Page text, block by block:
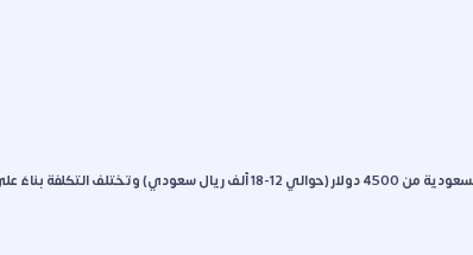
تتراوح تكلفة عملية شد الرقبة في تركيا ما بين 2.650 - 3.850 دولار أمريكي، بينما تبدأ في السعودية من 4500 دولار (حوالي 12-18 ألف ريال سعودي) وتختلف التكلفة